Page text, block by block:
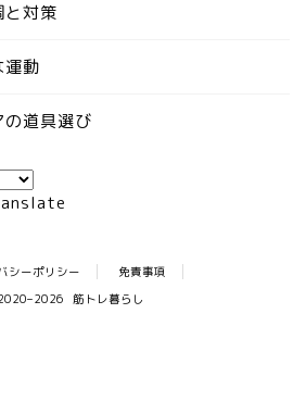
と対策
運動
道具選び
シーポリシー
免責事項
筋トレ暮らし